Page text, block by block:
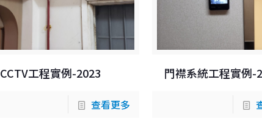
CCTV工程實例-2023
查看更多
門襟系統工程實例-